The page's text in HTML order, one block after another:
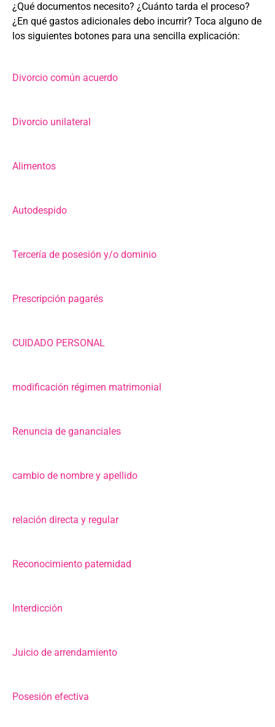
¿Qué documentos necesito? ¿Cuánto tarda el proceso?
¿En qué gastos adicionales debo incurrir? Toca alguno de
los siguientes botones para una sencilla explicación:
Divorcio común acuerdo
Divorcio unilateral
Alimentos
Autodespido
Tercería de posesión y/o dominio
Prescripción pagarés
CUIDADO PERSONAL
modificación régimen matrimonial
Renuncia de gananciales
cambio de nombre y apellido
relación directa y regular
Reconocimiento paternidad
Interdicción
Juicio de arrendamiento
Posesión efectiva